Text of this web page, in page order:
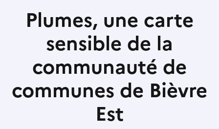
Plumes, une carte
sensible de la
communauté de
communes de Bièvre
Est